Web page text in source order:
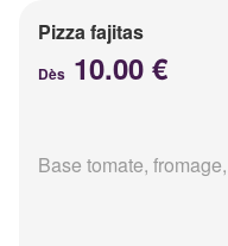
Pizza fajitas
Dès 10.00 €
Base tomate,